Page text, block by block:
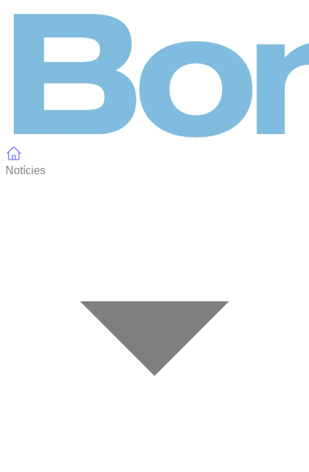
Notícies